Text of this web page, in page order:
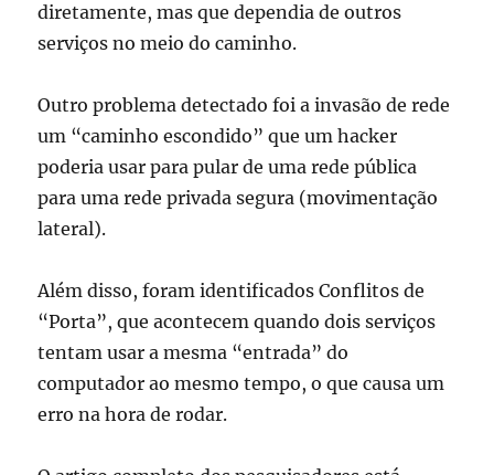
diretamente, mas que dependia de outros
serviços no meio do caminho.
Outro problema detectado foi a invasão de rede
um “caminho escondido” que um hacker
poderia usar para pular de uma rede pública
para uma rede privada segura (movimentação
lateral).
Além disso, foram identificados Conflitos de
“Porta”, que acontecem quando dois serviços
tentam usar a mesma “entrada” do
computador ao mesmo tempo, o que causa um
erro na hora de rodar.